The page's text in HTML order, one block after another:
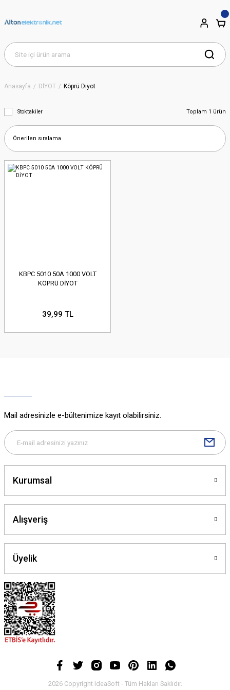
Anasayfa DİYOT Köprü Diyot
Stoktakiler Toplam 1 ürün
KBPC 5010 50A 1000 VOLT
KÖPRÜ DİYOT
39,99 TL
Mail adresinizle e-bültenimize kayıt olabilirsiniz.
Kurumsal
Alışveriş
Üyelik
2026 Copyright IdeaSoft - Tüm Hakları Saklıdır.